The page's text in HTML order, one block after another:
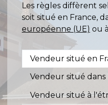
Les règles diffèrent
soit situé en France,
européenne (UE) ou
Vendeur situé en
Vendeur situé dans
Vendeur situé à